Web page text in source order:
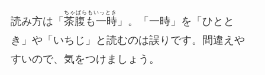
読み方は「 茶腹も一時
ちゃばらもいっとき
」。「一時」を「ひとと
き」や「いちじ」と読むのは誤りです。間違えや
すいので、気をつけましょう。